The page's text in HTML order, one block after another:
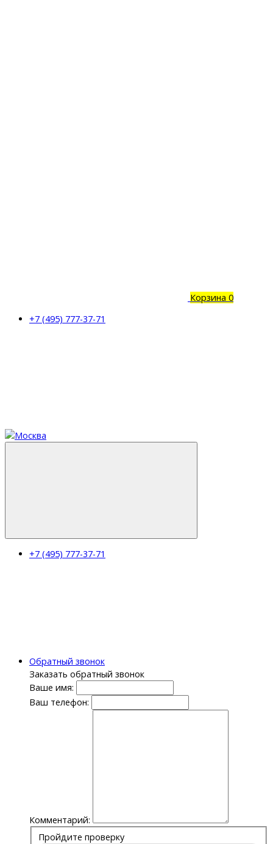
Корзина 0
+7 (495) 777-37-71
+7 (495) 777-37-71
Обратный звонок
Заказать обратный звонок
Ваше имя:
Ваш телефон:
Комментарий:
Пройдите проверку